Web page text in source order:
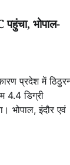
पहुंचा, भोपाल-
प्रदेश में
4.4 डिग्री
भोपाल, इंदौर एवं